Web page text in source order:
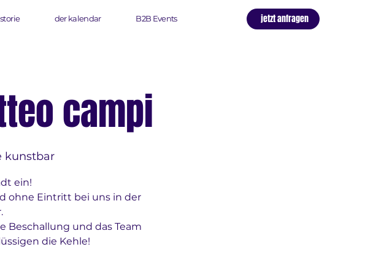
der kalendar B2B Events jetzt anfragen
campi
kunstbar
ein!
ohne Eintritt bei uns in der
Beschallung und das Team
die Kehle!